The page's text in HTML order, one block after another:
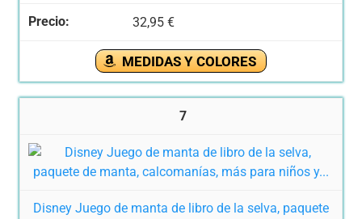
32,95 €
MEDIDAS Y COLORES
7
Disney Juego de manta de libro de la selva, paquete